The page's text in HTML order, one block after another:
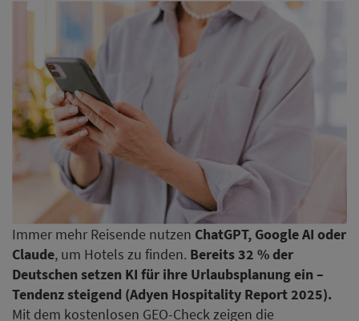
Immer mehr Reisende nutzen ChatGPT, Google AI oder
Claude, um Hotels zu finden. Bereits 32 % der
Deutschen setzen KI für ihre Urlaubsplanung ein –
Tendenz steigend (Adyen Hospitality Report 2025).
Mit dem kostenlosen GEO-Check zeigen die